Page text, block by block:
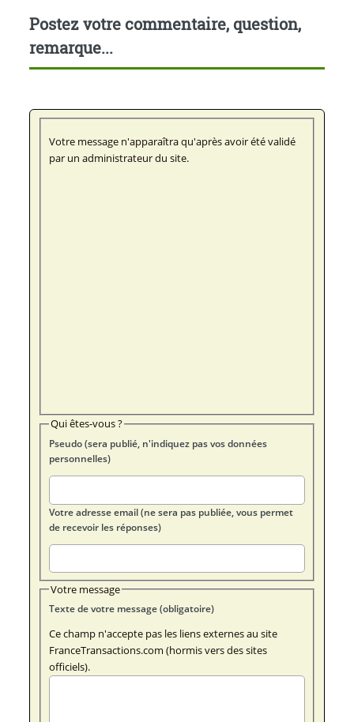
Postez votre commentaire, question,
remarque...
Votre message n'apparaîtra qu'après avoir été validé
par un administrateur du site.
Qui êtes-vous ?
Pseudo (sera publié, n'indiquez pas vos données
personnelles)
Votre adresse email (ne sera pas publiée, vous permet
de recevoir les réponses)
Votre message
Texte de votre message (obligatoire)
Ce champ n'accepte pas les liens externes au site
FranceTransactions.com (hormis vers des sites
officiels).